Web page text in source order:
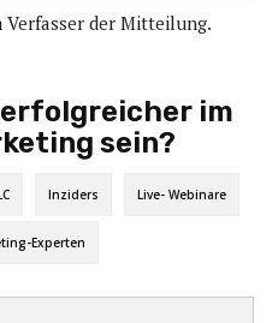
Verfasser der Mitteilung.
erfolgreicher im
sein?
Inziders Live- Webinare
Experten